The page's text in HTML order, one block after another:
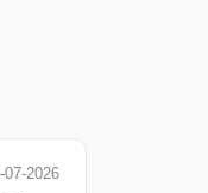
07-2026